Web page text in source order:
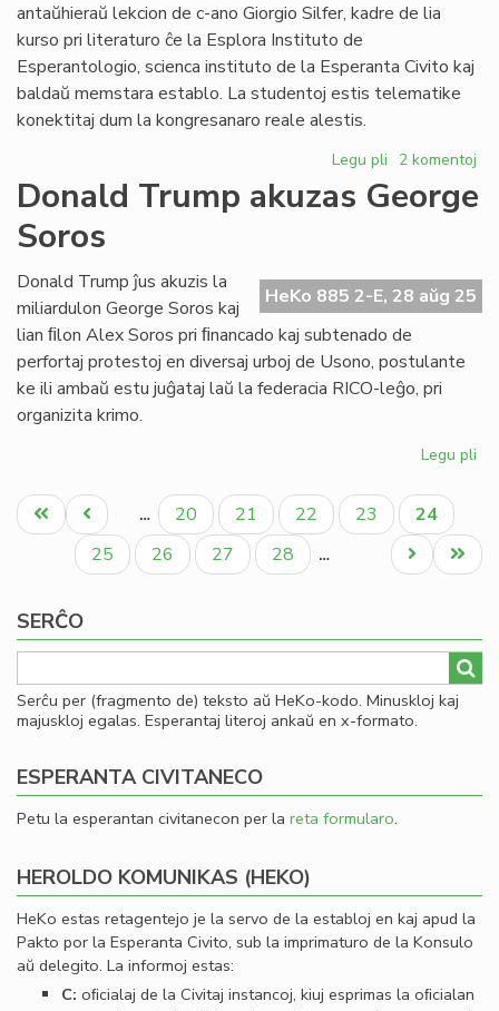
antaŭhieraŭ lekcion de c-ano Giorgio Silfer, kadre de lia
kurso pri literaturo ĉe la Esplora Instituto de
Esperantologio, scienca instituto de la Esperanta Civito kaj
baldaŭ memstara establo. La studentoj estis telematike
konektitaj dum la kongresanaro reale alestis.
Legu pli pri
Lekcio
de
en
la
Itala
Kongreso
de
Esperanto
2 komentoj
Donald Trump akuzas George
Soros
HeKo 885 2-E, 28 aŭg 25
Donald Trump ĵus akuzis la
miliardulon George Soros kaj
lian ﬁlon Alex Soros pri ﬁnancado kaj subtenado de
perfortaj protestoj en diversaj urboj de Usono, postulante
ke ili ambaŭ estu juĝataj laŭ la federacia RICO-leĝo, pri
organizita krimo.
Legu pli
Pagination
Unua
paĝo
Antaŭa
paĝo
… Paĝo
20 Paĝo
21 Paĝo
22 Paĝo
23
Aktuala
paĝo
24
Paĝo
25 Paĝo
26 Paĝo
27 Paĝo
28 …
Last
page
Next
page
SERĈO
Serĉu per (fragmento de) teksto aŭ HeKo-kodo. Minuskloj kaj
majuskloj egalas. Esperantaj literoj ankaŭ en x-formato.
ESPERANTA CIVITANECO
Petu la esperantan civitanecon per la reta formularo.
HEROLDO KOMUNIKAS (HEKO)
HeKo estas retagentejo je la servo de la establoj en kaj apud la
Pakto por la Esperanta Civito, sub la imprimaturo de la Konsulo
aŭ delegito. La informoj estas:
C: oﬁcialaj de la Civitaj instancoj, kiuj esprimas la oﬁcialan